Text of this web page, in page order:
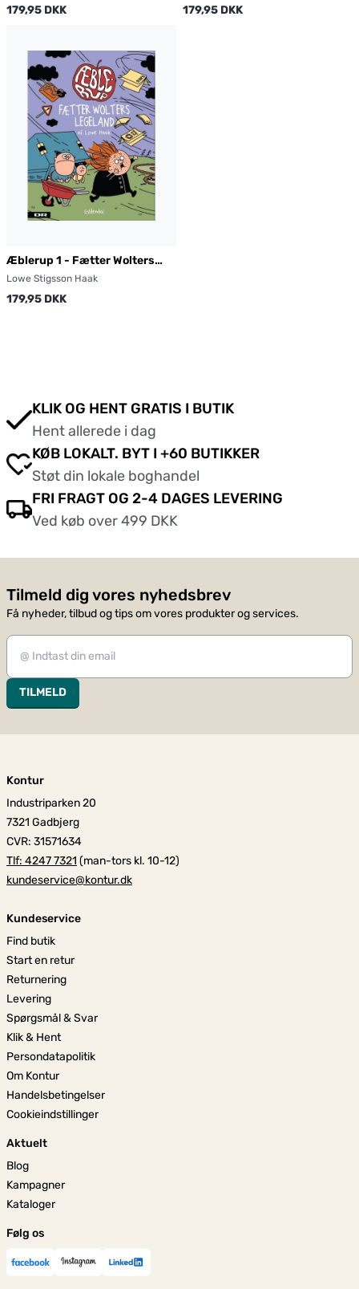
179,95 DKK 179,95 DKK
Æblerup 1 - Fætter Wolters
Legeland
Lowe Stigsson Haak
179,95 DKK
KLIK OG HENT GRATIS I BUTIK
Hent allerede i dag
KØB LOKALT. BYT I +60 BUTIKKER
Støt din lokale boghandel
FRI FRAGT OG 2-4 DAGES LEVERING
Ved køb over 499 DKK
Tilmeld dig vores nyhedsbrev
Få nyheder, tilbud og tips om vores produkter og services.
TILMELD
Kontur
Industriparken 20
7321 Gadbjerg
CVR: 31571634
Tlf: 4247 7321 (man-tors kl. 10-12)
kundeservice@kontur.dk
Kundeservice
Find butik
Start en retur
Returnering
Levering
Spørgsmål & Svar
Klik & Hent
Persondatapolitik
Om Kontur
Handelsbetingelser
Cookieindstillinger
Aktuelt
Blog
Kampagner
Kataloger
Følg os